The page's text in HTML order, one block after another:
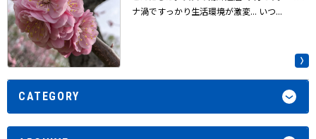
ナ渦ですっかり生活環境が激変... いつ...
CATEGORY